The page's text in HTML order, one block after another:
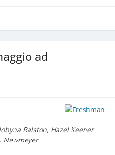
ad
Ralston, Hazel Keener
Newmeyer